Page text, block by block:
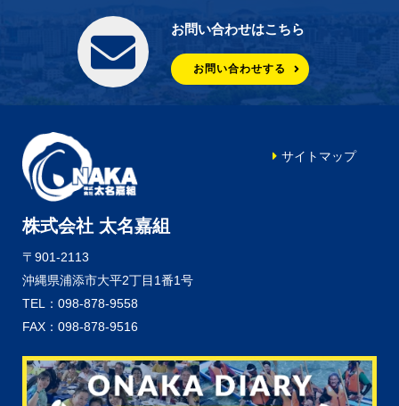
お問い合わせはこちら
お問い合わせする
株式会社 太名嘉組
〒901-2113
沖縄県浦添市大平2丁目1番1号
TEL：098-878-9558
FAX：098-878-9516
サイトマップ